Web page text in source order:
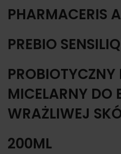
PHARMACERIS A
PREBIO
PROBIOTYCZNY
MICELARNY DO
WRAŻLIWEJ
200ML